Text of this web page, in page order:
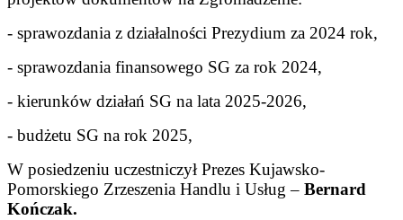
- sprawozdania z działalności Prezydium za 2024 rok,
- sprawozdania finansowego SG za rok 2024,
- kierunków działań SG na lata 2025-2026,
- budżetu SG na rok 2025,
W posiedzeniu uczestniczył Prezes Kujawsko-
Pomorskiego Zrzeszenia Handlu i Usług – Bernard
Kończak.